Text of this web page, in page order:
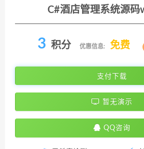
C#酒店管理系统源码
3 积分 优惠信息: 免费
支付下载
暂无演示
QQ咨询